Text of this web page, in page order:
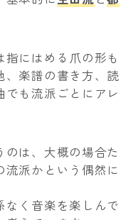
にはめる爪の形も
、楽譜の書き方、読
も流派ごとにアレ
のは、大概の場合た
流派かという偶然に
く音楽を楽しんで